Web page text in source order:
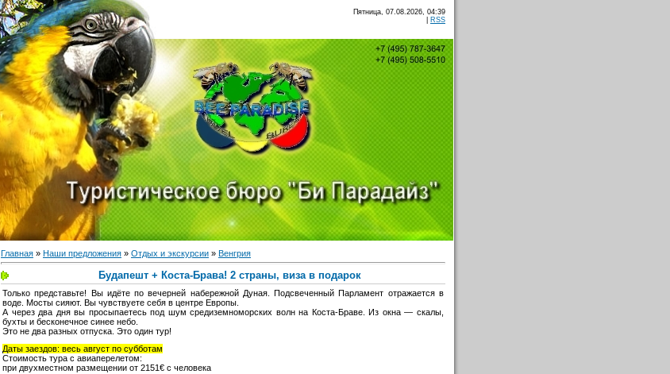
Пятница, 07.08.2026, 04:39
RSS
Главная » Наши предложения » Отдых и экскурсии » Венгрия
Будапешт + Коста-Брава! 2 страны, виза в подарок
Только представьте! Вы идёте по вечерней набережной Дуная. Подсвеченный Парламент отражается в
воде. Мосты сияют. Вы чувствуете себя в центре Европы.
А через два дня вы просыпаетесь под шум средиземноморских волн на Коста-Браве. Из окна — скалы,
бухты и бесконечное синее небо.
Это не два разных отпуска. Это один тур!
Даты заездов: весь август по субботам
Стоимость тура с авиаперелетом:
при двухместном размещении от 2151€ с человека